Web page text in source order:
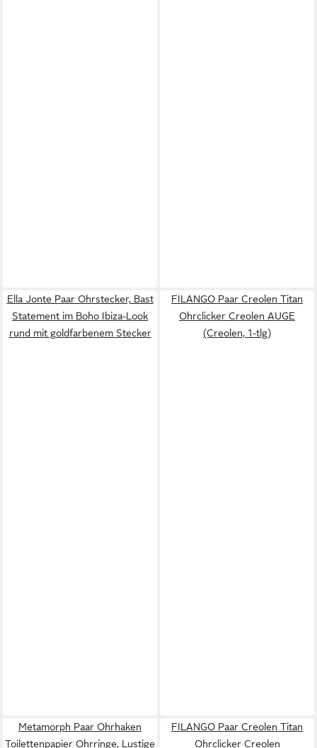
Ella Jonte Paar Ohrstecker, Bast
Statement im Boho Ibiza-Look
rund mit goldfarbenem Stecker
FILANGO Paar Creolen Titan
Ohrclicker Creolen AUGE
(Creolen, 1-tlg)
Metamorph Paar Ohrhaken
Toilettenpapier Ohrringe, Lustige
FILANGO Paar Creolen Titan
Ohrclicker Creolen